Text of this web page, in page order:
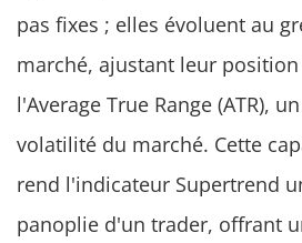
pas fixes ; elles évoluent au
marché, ajustant leur
l'Average True Range (ATR),
volatilité du marché. Cette
rend l'indicateur Supertrend
panoplie d'un trader, offrant